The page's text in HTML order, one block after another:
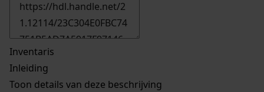
Inventaris
Inleiding
Toon details van deze beschrijving